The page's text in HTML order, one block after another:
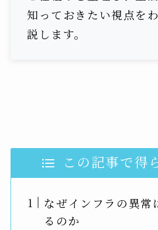
知っておきたい視点を
説します。
この記事で得
なぜインフラの異常
るのか